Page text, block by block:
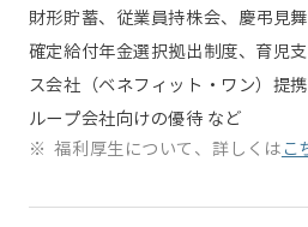
財形貯蓄、従業員持株会、慶弔見
確定給付年金選択拠出制度、育児
ス会社（ベネフィット・ワン）提
ループ会社向けの優待 など
※ 福利厚生について、詳しくは こ